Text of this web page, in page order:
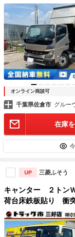
ＥＤヘッドライト
積載３ｔ ３ｔダン
オンライン商談可
千葉県佐倉市 グルー
在庫
UP 三菱ふそう
キャンター ２トン
荷台床鉄板貼り 衝
ター付き ナビＴ
ージーアクセスキ